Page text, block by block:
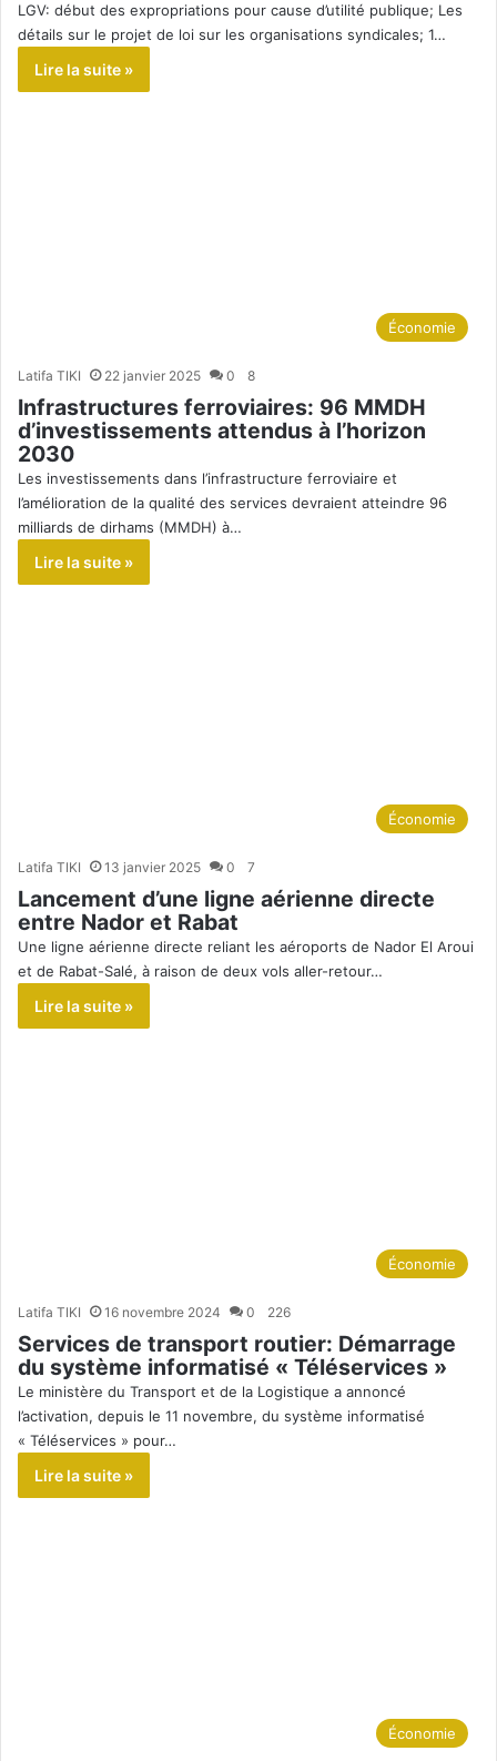
LGV: début des expropriations pour cause d’utilité publique; Les
détails sur le projet de loi sur les organisations syndicales; 1…
Lire la suite »
Économie
Latifa TIKI 22 janvier 2025 0 8
Infrastructures ferroviaires: 96 MMDH
d’investissements attendus à l’horizon
2030
Les investissements dans l’infrastructure ferroviaire et
l’amélioration de la qualité des services devraient atteindre 96
milliards de dirhams (MMDH) à…
Lire la suite »
Économie
Latifa TIKI 13 janvier 2025 0 7
Lancement d’une ligne aérienne directe
entre Nador et Rabat
Une ligne aérienne directe reliant les aéroports de Nador El Aroui
et de Rabat-Salé, à raison de deux vols aller-retour…
Lire la suite »
Économie
Latifa TIKI 16 novembre 2024 0 226
Services de transport routier: Démarrage
du système informatisé « Téléservices »
Le ministère du Transport et de la Logistique a annoncé
l’activation, depuis le 11 novembre, du système informatisé
« Téléservices » pour…
Lire la suite »
Économie